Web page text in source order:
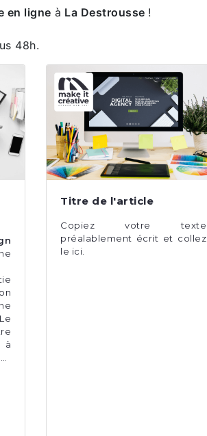
en ligne à La Destrousse !
48h.
Titre de l'article
Copiez votre texte
préalablement écrit et collez
le ici.